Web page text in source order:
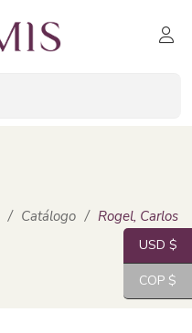
/ Catálogo / Rogel, Carlos
USD $
COP $